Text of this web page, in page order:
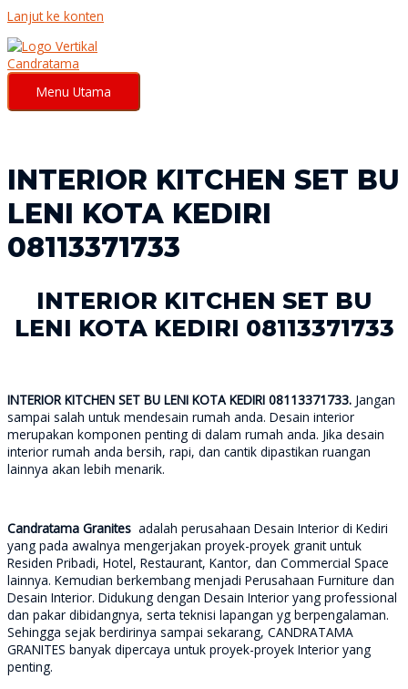
Lanjut ke konten
Menu Utama
INTERIOR KITCHEN SET BU
LENI KOTA KEDIRI
08113371733
INTERIOR KITCHEN SET BU
LENI KOTA KEDIRI 08113371733
INTERIOR KITCHEN SET BU LENI KOTA KEDIRI 08113371733. Jangan
sampai salah untuk mendesain rumah anda. Desain interior
merupakan komponen penting di dalam rumah anda. Jika desain
interior rumah anda bersih, rapi, dan cantik dipastikan ruangan
lainnya akan lebih menarik.
Candratama Granites adalah perusahaan Desain Interior di Kediri
yang pada awalnya mengerjakan proyek-proyek granit untuk
Residen Pribadi, Hotel, Restaurant, Kantor, dan Commercial Space
lainnya. Kemudian berkembang menjadi Perusahaan Furniture dan
Desain Interior. Didukung dengan Desain Interior yang professional
dan pakar dibidangnya, serta teknisi lapangan yg berpengalaman.
Sehingga sejak berdirinya sampai sekarang, CANDRATAMA
GRANITES banyak dipercaya untuk proyek-proyek Interior yang
penting.